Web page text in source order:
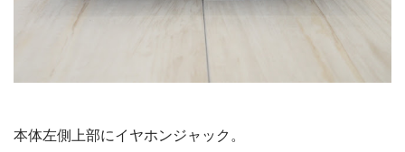
本体左側上部にイヤホンジャック。